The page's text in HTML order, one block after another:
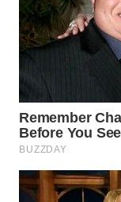
WN
SIMALUNGUN
LABUHANBATU
WN
TENGAH